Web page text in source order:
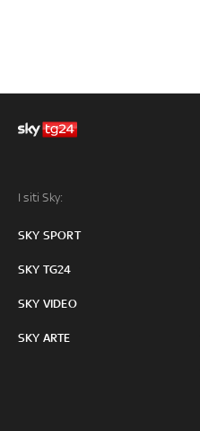
I siti Sky:
SKY SPORT
SKY TG24
SKY VIDEO
SKY ARTE